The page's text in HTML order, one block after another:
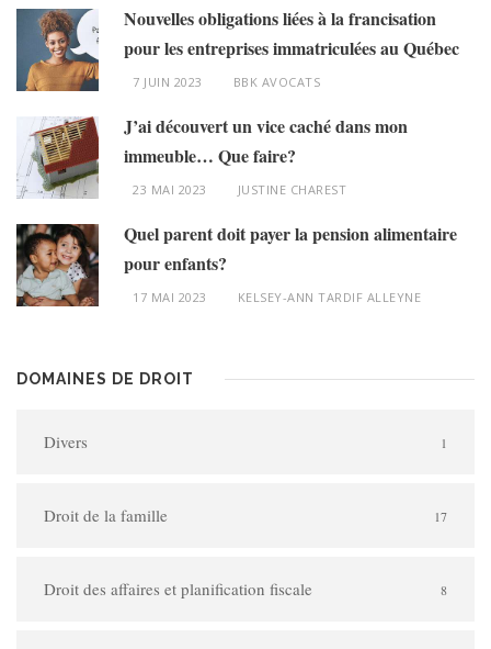
Nouvelles obligations liées à la francisation
pour les entreprises immatriculées au Québec
7 JUIN 2023 BBK AVOCATS
J’ai découvert un vice caché dans mon
immeuble… Que faire?
23 MAI 2023 JUSTINE CHAREST
Quel parent doit payer la pension alimentaire
pour enfants?
17 MAI 2023 KELSEY-ANN TARDIF ALLEYNE
DOMAINES DE DROIT
Divers 1
Droit de la famille 17
Droit des affaires et planification fiscale 8